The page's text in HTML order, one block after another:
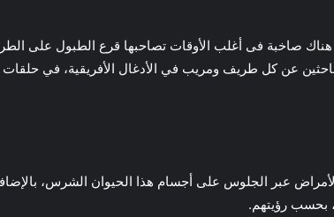
هناك صاخبة فى أغلب الأوقات تصاحبها قرع الطبول على
عن كل طريف ومريب في الأدغال الأفريقية، في حلقات
عبر الجلوس على أجسام هذا الحيوان الشرس،
بحسب رؤيتهم.